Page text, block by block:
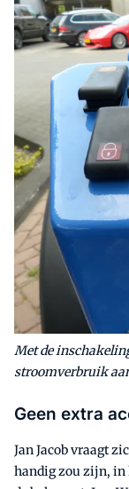
Met de
stroomverbruik
Geen extra
Jan Jacob vraagt
handig zou zijn, in